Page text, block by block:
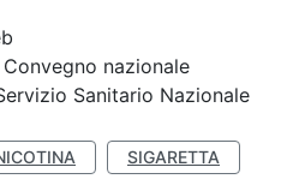
nazionale
Sanitario Nazionale
SIGARETTA